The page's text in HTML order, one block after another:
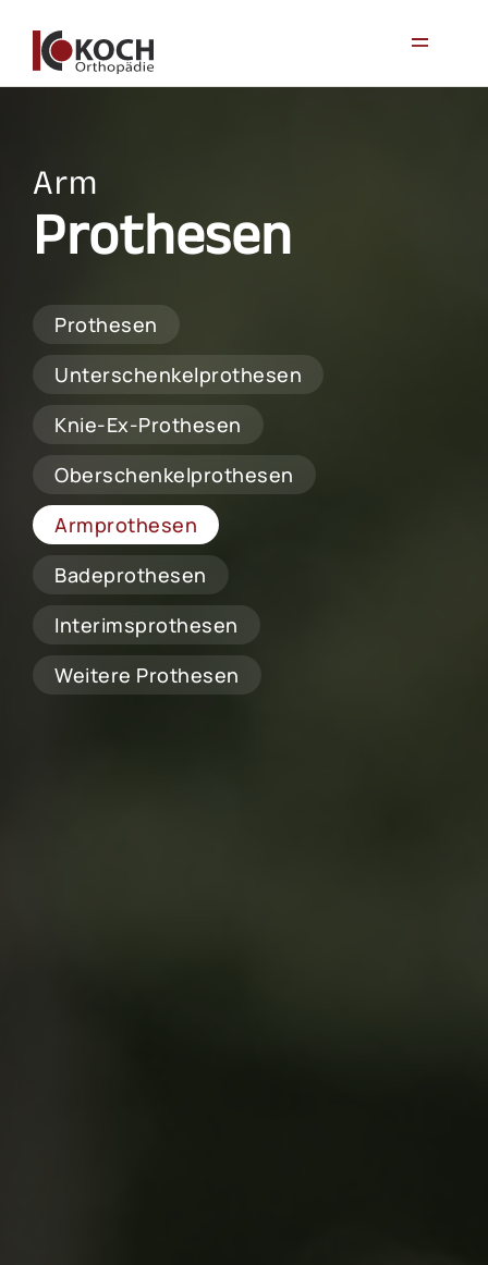
Prothesen
Unterschenkelprothesen
Knie-Ex-Prothesen
Oberschenkelprothesen
Armprothesen
Badeprothesen
Interimsprothesen
Weitere Prothesen
Arm
Prothesen